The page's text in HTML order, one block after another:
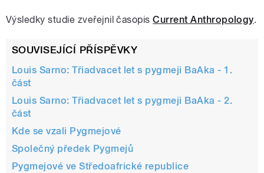
Výsledky studie zveřejnil časopisCurrent Anthropology.
SOUVISEJÍCÍ PŘÍSPĚVKY
Louis Sarno: Třiadvacet let s pygmeji BaAka - 1.
část
Louis Sarno: Třiadvacet let s pygmeji BaAka - 2.
část
Kde se vzali Pygmejové
Společný předek Pygmejů
Pygmejové ve Středoafrické republice